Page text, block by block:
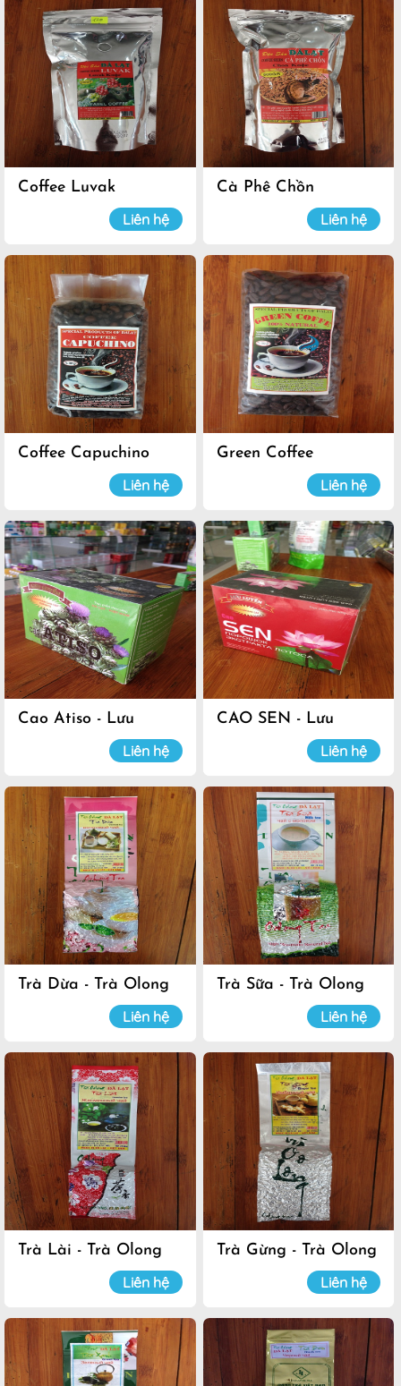
Coffee Luvak
Liên hệ
Cà Phê Chồn
Liên hệ
Coffee Capuchino
Liên hệ
Green Coffee
Liên hệ
Cao Atiso - Lưu
Liên hệ
CAO SEN - Lưu
Liên hệ
Trà Dừa - Trà Olong
Liên hệ
Trà Sữa - Trà Olong
Liên hệ
Trà Lài - Trà Olong
Liên hệ
Trà Gừng - Trà Olong
Liên hệ